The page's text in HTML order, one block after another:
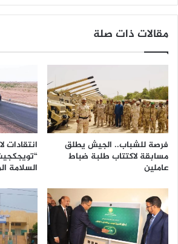
مقالات ذات صلة
فرصة للشباب.. الجيش يطلق
مسابقة لاكتتاب طلبة ضباط
عاملين
انتقادات
السلامة